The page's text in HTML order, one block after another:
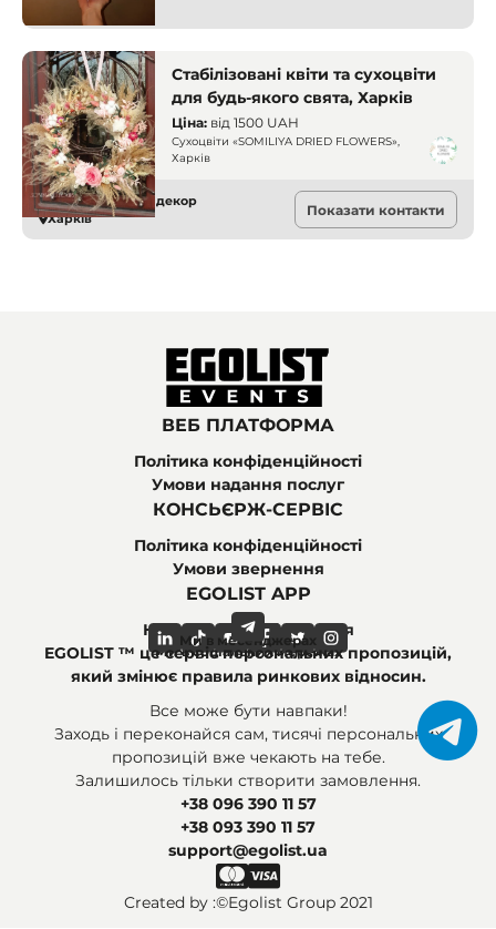
Харків
Стабілізовані квіти та сухоцвіти
для будь-якого свята, Харків
Ціна: від 1500 UAH
Сухоцвіти «SOMILIYA DRIED FLOWERS»,
Харків
Оформлення та декор
Харків
Показати контакти
ВЕБ ПЛАТФОРМА
Політика конфіденційності
Умови надання послуг
КОНСЬЄРЖ-СЕРВІС
Політика конфіденційності
Умови звернення
EGOLIST APP
Найпоширеніші питання
Ми в соціальних мережах
Ми в месенджерах
EGOLIST ™ це сервіс персональних пропозицій,
який змінює правила ринкових відносин.
Все може бути навпаки!
Заходь і переконайся сам, тисячі персональних
пропозицій вже чекають на тебе.
Залишилось тільки створити замовлення.
+38 096 390 11 57
+38 093 390 11 57
support@egolist.ua
Created by :©Egolist Group 2021